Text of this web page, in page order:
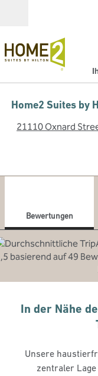
Home2 Suites by
21110 Oxnard
Bewertungen
In der Nähe
Unsere
zentraler